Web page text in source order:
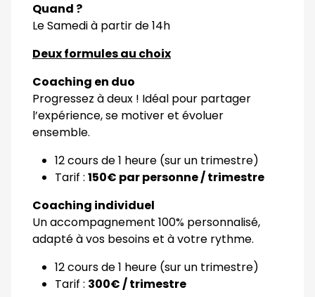
Quand ?
Le Samedi à partir de 14h
Deux formules au choix
Coaching en duo
Progressez à deux ! Idéal pour partager
l’expérience, se motiver et évoluer
ensemble.
12 cours de 1 heure (sur un trimestre)
Tarif : 150€ par personne / trimestre
Coaching individuel
Un accompagnement 100% personnalisé,
adapté à vos besoins et à votre rythme.
12 cours de 1 heure (sur un trimestre)
Tarif : 300€ / trimestre